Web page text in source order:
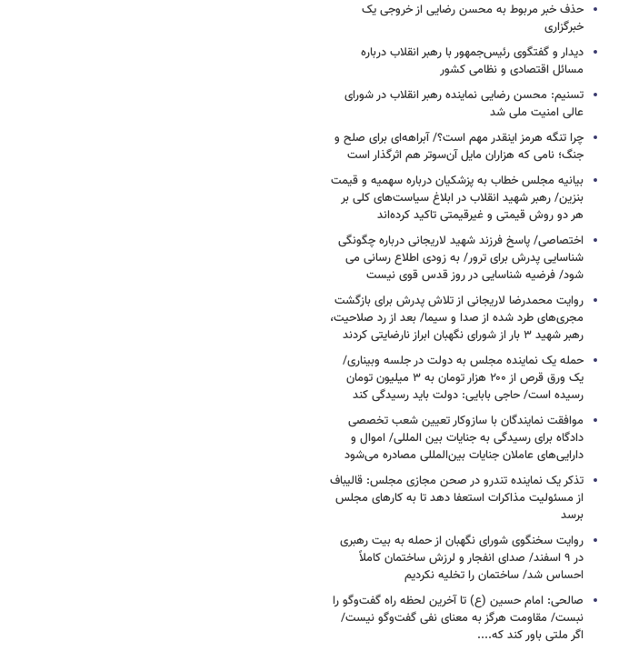
حذف خبر مربوط به محسن رضایی از خروجی یک
خبرگزاری
دیدار و گفتگوی رئیس‌جمهور با رهبر انقلاب درباره
مسائل اقتصادی و نظامی کشور
تسنیم: محسن رضایی نماینده رهبر انقلاب در شورای
عالی امنیت ملی شد
چرا تنگه هرمز اینقدر مهم است؟/ آبراهه‌ای برای صلح و
جنگ؛ نامی که هزاران مایل آن‌سوتر هم اثرگذار است
بیانیه مجلس خطاب به پزشکیان درباره سهمیه و قیمت
بنزین/ رهبر شهید انقلاب در ابلاغ سیاست‌های کلی بر
هر دو روش قیمتی و غیرقیمتی تاکید کرده‌اند
اختصاصی/ پاسخ فرزند شهید لاریجانی درباره چگونگی
شناسایی پدرش برای ترور/ به زودی اطلاع رسانی می
شود/ فرضیه شناسایی در روز قدس قوی نیست
روایت محمدرضا لاریجانی از تلاش پدرش برای بازگشت
مجری‌های طرد شده از صدا و سیما/ بعد از رد صلاحیت،
رهبر شهید ۳ بار از شورای نگهبان ابراز نارضایتی کردند
حمله یک نماینده مجلس به دولت در جلسه وبیناری/
یک ورق قرص از ۲۰۰ هزار تومان به ۳ میلیون تومان
رسیده است/ حاجی بابایی: دولت باید رسیدگی کند
موافقت نمایندگان با سازوکار تعیین شعب تخصصی
دادگاه برای رسیدگی به جنایات بین المللی/ اموال و
دارایی‌های عاملان جنایات بین‌المللی مصادره می‌شود
تذکر یک نماینده تندرو در صحن مجازی مجلس: قالیباف
از مسئولیت مذاکرات استعفا دهد تا به کارهای مجلس
برسد
روایت سخنگوی شورای نگهبان از حمله به بیت رهبری
در ۹ اسفند/ صدای انفجار و لرزش ساختمان کاملاً
احساس شد/ ساختمان را تخلیه نکردیم
صالحی: امام حسین (ع) تا آخرین لحظه راه گفت‌وگو را
نبست/ مقاومت هرگز به معنای نفی گفت‌وگو نیست/
اگر ملتی باور کند که....